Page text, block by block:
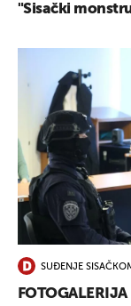
"Sisački
SUĐENJE